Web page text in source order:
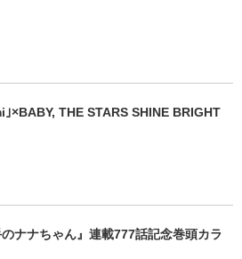
｣×BABY, THE STARS SHINE BRIGHT
のナナちゃん』連載777話記念巻頭カラ